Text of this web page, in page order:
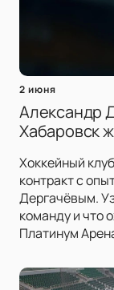
2 июня
Александр
Хабаровск
Хоккейный
контракт с
Дергачёвым.
команду и что
Платинум